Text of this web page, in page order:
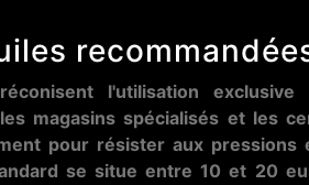
l'utilisation exclusive
magasins spécialisés et les
pour résister aux
se situe entre 10 et 20